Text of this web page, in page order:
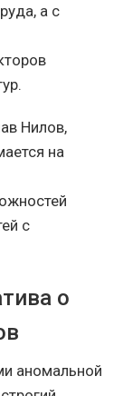
а с
Нилов,
на
с
о
аномальной